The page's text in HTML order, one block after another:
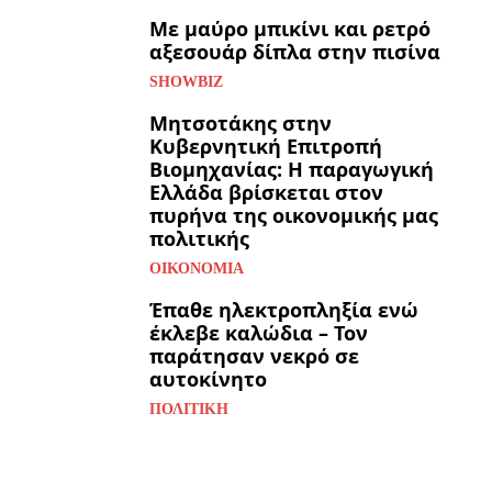
Με μαύρο μπικίνι και ρετρό
αξεσουάρ δίπλα στην πισίνα
SHOWBIZ
Μητσοτάκης στην
Κυβερνητική Επιτροπή
Βιομηχανίας: Η παραγωγική
Ελλάδα βρίσκεται στον
πυρήνα της οικονομικής μας
πολιτικής
ΟΙΚΟΝΟΜΊΑ
Έπαθε ηλεκτροπληξία ενώ
έκλεβε καλώδια – Τον
παράτησαν νεκρό σε
αυτοκίνητο
ΠΟΛΙΤΙΚΉ